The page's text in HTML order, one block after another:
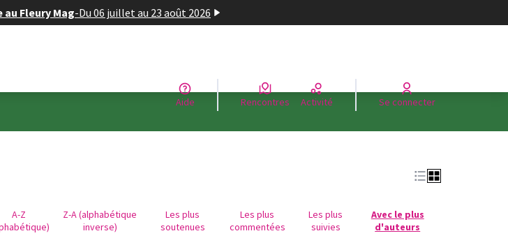
Fleury Mag-Du 06 juillet au 23 août 2026
Aide Rencontres Activité Se connecter
A-Z
Z-A (alphabétique
inverse)
Les plus
soutenues
Les plus
commentées
Les plus
suivies
Avec le plus
d'auteurs